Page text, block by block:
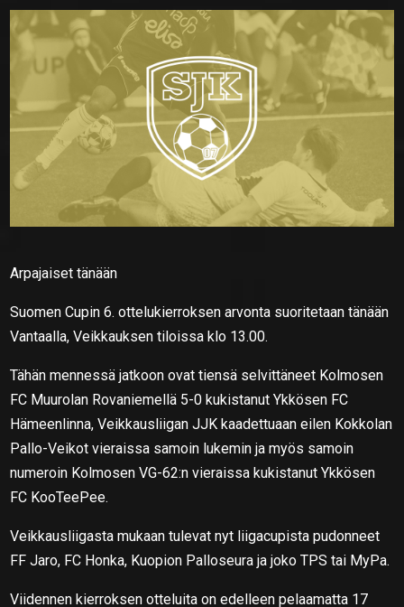
Arpajaiset tänään
Suomen Cupin 6. ottelukierroksen arvonta suoritetaan tänään
Vantaalla, Veikkauksen tiloissa klo 13.00.
Tähän mennessä jatkoon ovat tiensä selvittäneet Kolmosen
FC Muurolan Rovaniemellä 5-0 kukistanut Ykkösen FC
Hämeenlinna, Veikkausliigan JJK kaadettuaan eilen Kokkolan
Pallo-Veikot vieraissa samoin lukemin ja myös samoin
numeroin Kolmosen VG-62:n vieraissa kukistanut Ykkösen
FC KooTeePee.
Veikkausliigasta mukaan tulevat nyt liigacupista pudonneet
FF Jaro, FC Honka, Kuopion Palloseura ja joko TPS tai MyPa.
Viidennen kierroksen otteluita on edelleen pelaamatta 17